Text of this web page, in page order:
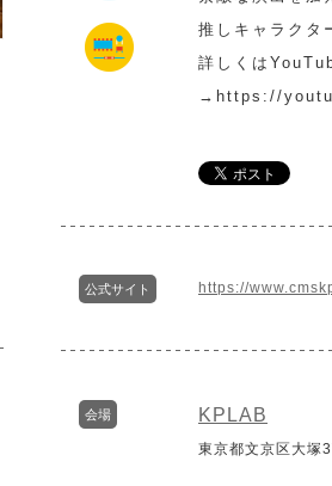
推しキャラクタ
詳しくは
→https://
公式サイト https://
会場 KPLAB
東京都文京区大塚